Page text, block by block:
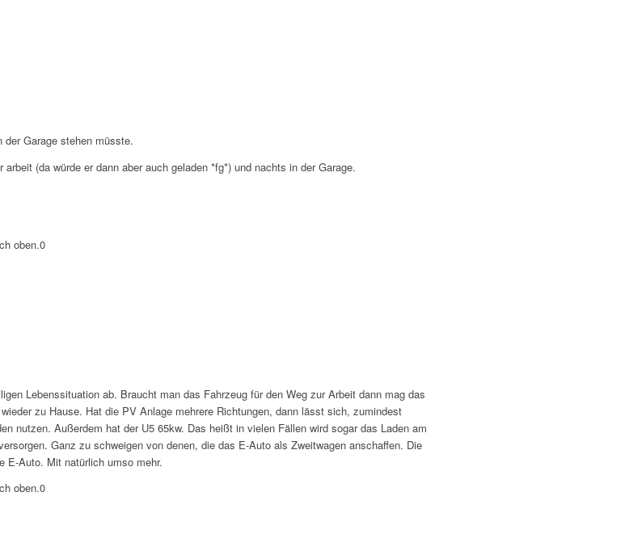
der Garage stehen müsste.
(da würde er dann aber auch geladen *fg*) und nachts in der Garage.
oben.0
Lebenssituation ab. Braucht man das Fahrzeug für den Weg zur Arbeit dann mag das
zu Hause. Hat die PV Anlage mehrere Richtungen, dann lässt sich, zumindest
nutzen. Außerdem hat der U5 65kw. Das heißt in vielen Fällen wird sogar das Laden am
Ganz zu schweigen von denen, die das E-Auto als Zweitwagen anschaffen. Die
E-Auto. Mit natürlich umso mehr.
oben.0